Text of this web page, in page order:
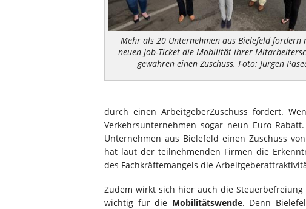
Mehr als 20 Unternehmen aus Bielefeld fördern
neuen Job-Ticket die Mobilität ihrer
gewähren einen Zuschuss. Foto: Jürgen
durch einen ArbeitgeberZuschuss fördert.
Verkehrsunternehmen sogar neun Euro
Unternehmen aus Bielefeld einen Zuschuss
hat laut der teilnehmenden Firmen die
des Fachkräftemangels die
Zudem wirkt sich hier auch die Steuerbefreiung
wichtig für die Mobilitätswende. Denn